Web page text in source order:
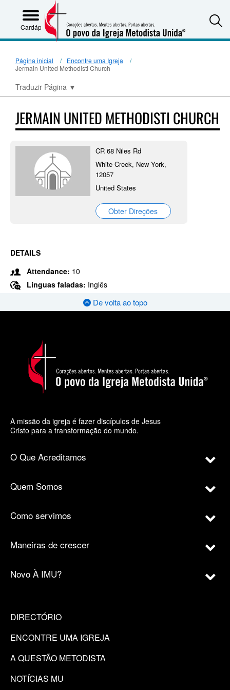
Cardápio
Página inicial
Encontre uma Igreja
Jermain United Methodisti Church
Traduzir Página ▼
JERMAIN UNITED METHODISTI CHURCH
CR 68 Niles Rd
White Creek, New York,
12057
United States
Obter Direções
DETAILS
Attendance: 10
Línguas faladas: Inglês
De volta ao topo
A missão da igreja é fazer discípulos de Jesus
Cristo para a transformação do mundo.
O Que Acreditamos
Quem Somos
Como servimos
Maneiras de crescer
Novo À IMU?
DIRECTÓRIO
ENCONTRE UMA IGREJA
A QUESTÃO METODISTA
NOTÍCIAS MU